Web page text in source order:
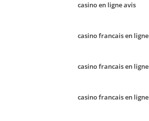
casino en ligne avis
casino francais en ligne
casino francais en ligne
casino francais en ligne